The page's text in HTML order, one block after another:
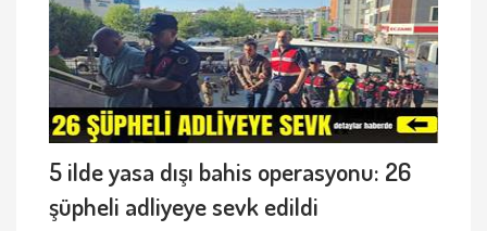
5 ilde yasa dışı bahis operasyonu: 26
şüpheli adliyeye sevk edildi